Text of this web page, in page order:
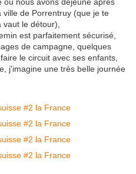
de Porrentruy (que je te
le détour),
est parfaitement sécurisé,
de campagne, quelques
le circuit avec ses enfants,
j'imagine une très belle journée